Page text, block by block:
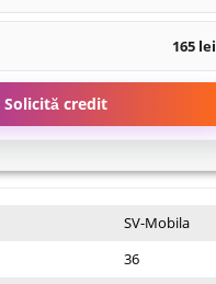
165 lei
Solicită credit
SV-Mobila
36